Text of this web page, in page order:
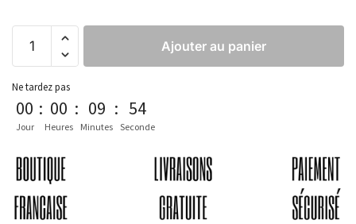
Ajouter au panier
Ne tardez pas
00
Jour
: 00
Heures
: 09
Minutes
: 53
Seconde